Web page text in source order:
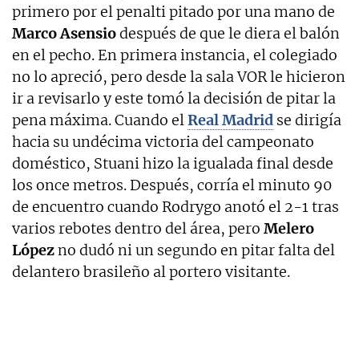
primero por el penalti pitado por una mano de
Marco Asensiodespués de que le diera el balón
en el pecho. En primera instancia, el colegiado
no lo apreció, pero desde la sala VOR le hicieron
ir a revisarlo y este tomó la decisión de pitar la
pena máxima. Cuando elReal Madrid se dirigía
hacia su undécima victoria del campeonato
doméstico, Stuani hizo la igualada final desde
los once metros. Después, corría el minuto 90
de encuentro cuando Rodrygo anotó el 2-1 tras
varios rebotes dentro del área, pero Melero
Lópezno dudó ni un segundo en pitar falta del
delantero brasileño al portero visitante.